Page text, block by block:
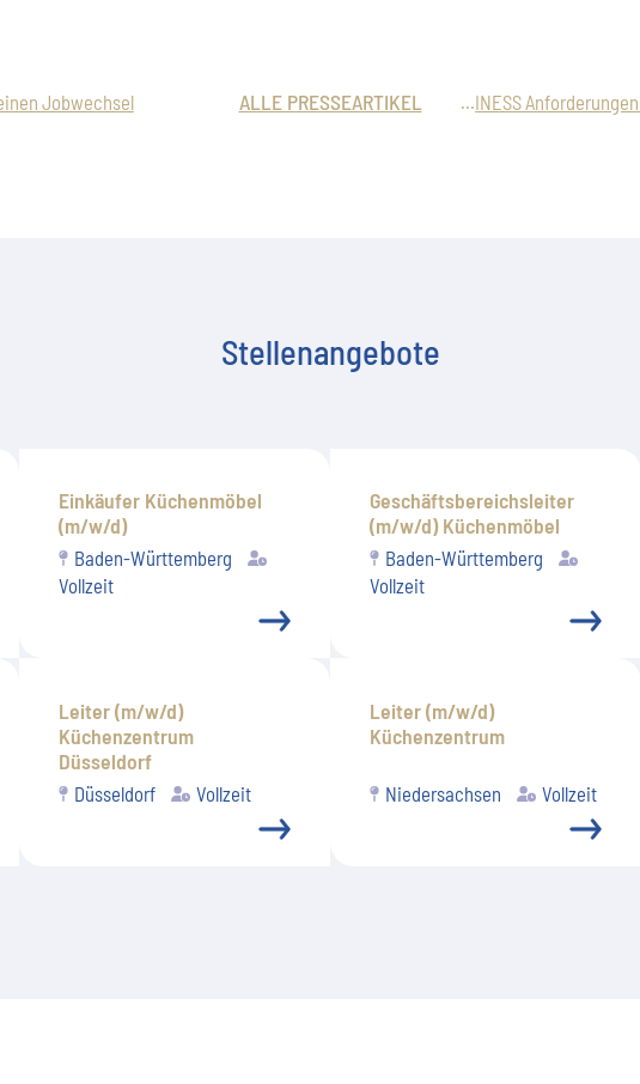
einen Jobwechsel ALLE PRESSEARTIKEL READY FOR BUSINESS Anforderungen bei der Auswahl von Geschäftsführern
Stellenangebote
Einkäufer Küchenmöbel
(m/w/d)
Baden-Württemberg
Vollzeit
Geschäftsbereichsleiter
(m/w/d) Küchenmöbel
Baden-Württemberg
Vollzeit
Leiter (m/w/d)
Küchenzentrum
Düsseldorf
Düsseldorf Vollzeit
Leiter (m/w/d)
Küchenzentrum
Niedersachsen Vollzeit